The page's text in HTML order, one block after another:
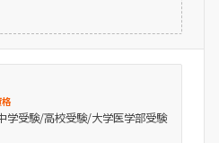
学受験/高校受験/大学医学部受験